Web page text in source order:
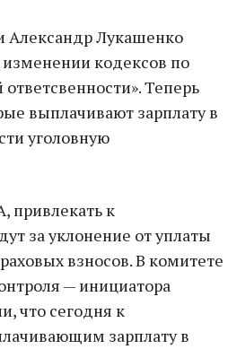
Александр Лукашенко
кодексов по
Теперь
выплачивают зарплату в
уголовную
привлекать к
за уклонение от уплаты
взносов. В комитете
— инициатора
что сегодня к
зарплату в